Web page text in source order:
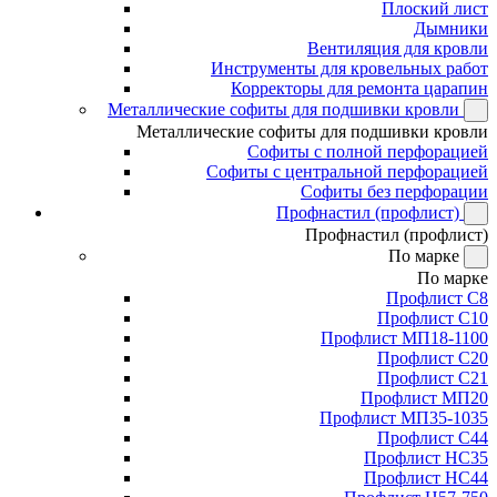
Плоский лист
Дымники
Вентиляция для кровли
Инструменты для кровельных работ
Корректоры для ремонта царапин
Металлические софиты для подшивки кровли
Металлические софиты для подшивки кровли
Софиты с полной перфорацией
Софиты с центральной перфорацией
Софиты без перфорации
Профнастил (профлист)
Профнастил (профлист)
По марке
По марке
Профлист С8
Профлист С10
Профлист МП18-1100
Профлист С20
Профлист С21
Профлист МП20
Профлист МП35-1035
Профлист С44
Профлист НС35
Профлист НС44